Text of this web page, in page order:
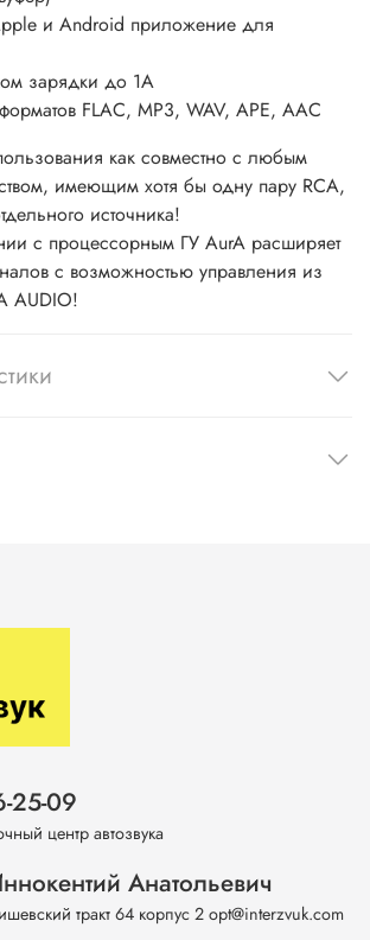
и Android приложение для
зарядки до 1A
FLAC, MP3, WAV, APE, AAC
как совместно с любым
имеющим хотя бы одну пару RCA,
источника!
с процессорным ГУ AurA расширяет
с возможностью управления из
AUDIO!
25-09
центр автозвука
Анатольевич
тракт 64 корпус 2 opt@interzvuk.com